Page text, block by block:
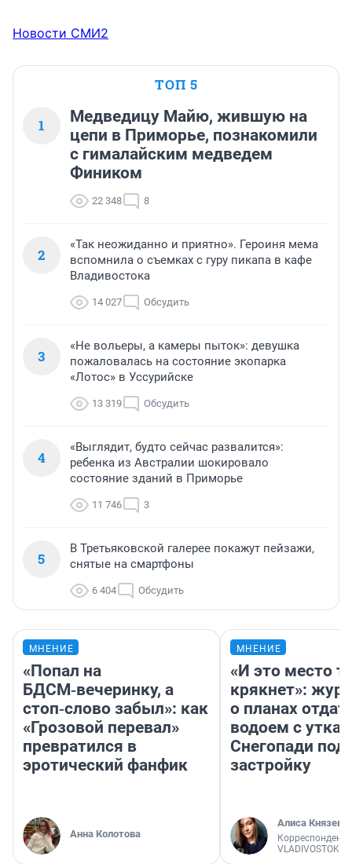
Новости СМИ2
ТОП 5
1
Медведицу Майю, жившую на
цепи в Приморье, познакомили
с гималайским медведем
Фиником
22 348 8
2
«Так неожиданно и приятно». Героиня мема
вспомнила о съемках с гуру пикапа в кафе
Владивостока
14 027 Обсудить
3
«Не вольеры, а камеры пыток»: девушка
пожаловалась на состояние экопарка
«Лотос» в Уссурийске
13 319 Обсудить
4
«Выглядит, будто сейчас развалится»:
ребенка из Австралии шокировало
состояние зданий в Приморье
11 746 3
5
В Третьяковской галерее покажут пейзажи,
снятые на смартфоны
6 404 Обсудить
МНЕНИЕ
«Попал на
БДСМ‑вечеринку, а
стоп‑слово забыл»: как
«Грозовой перевал»
превратился в
эротический фанфик
Анна Колотова
МНЕНИЕ
«И это место
крякнет»:
о планах
водоем с
Снегопади под
застройку
Алиса Князева
Корреспондент